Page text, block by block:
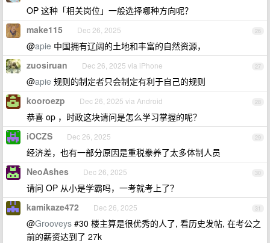
OP 这种「相关岗位」一般选择哪种方向呢？
26
make115 Dec 26, 2025
@apie 中国拥有辽阔的土地和丰富的自然资源，
27
zuosiruan Dec 26, 2025 via iPhone
@apie 规则的制定者只会制定有利于自己的规则
28
kooroezp Dec 26, 2025 via Android
恭喜 op ，时政这块请问是怎么学习掌握的呢？
29
iOCZS Dec 26, 2025
经济差，也有一部分原因是重税豢养了太多体制人员
30
NeoAshes Dec 26, 2025
请问 OP 从小是学霸吗，一考就考上了？
31
kamikaze472 Dec 26, 2025
@Grooveys #30 楼主算是很优秀的人了, 看历史发帖, 在考公之
前的薪资达到了 27k